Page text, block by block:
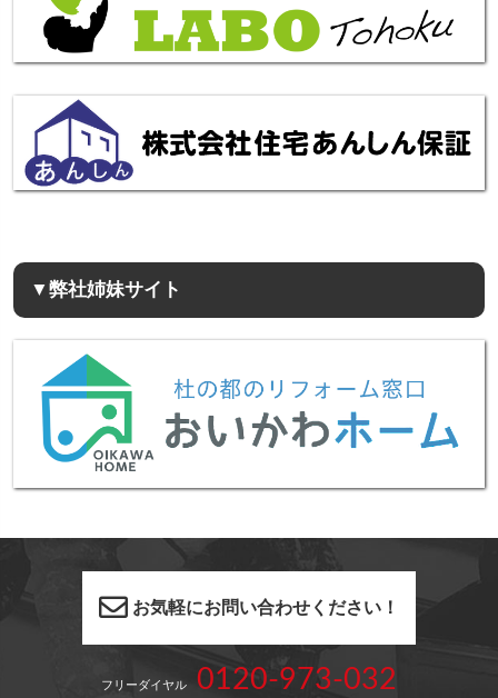
▼弊社姉妹サイト
お気軽にお問い合わせください！
フリーダイヤル 0120-973-032